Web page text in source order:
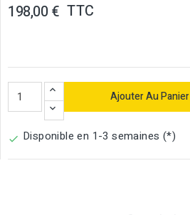
198,00 € TTC
Ajouter Au Panier
 Disponible en 1-3 semaines (*)